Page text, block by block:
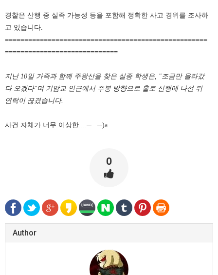
경찰은 산행 중 실족 가능성 등을 포함해 정확한 사고 경위를 조사하
고 있습니다.
====================================================
=============================
지난 10일 가족과 함께 주왕산을 찾은 실종 학생은, "조금만 올라갔
다 오겠다"며 기암교 인근에서 주봉 방향으로 홀로 산행에 나선 뒤
연락이 끊겼습니다.
사건 자체가 너무 이상한....─ ─)a
0
Author